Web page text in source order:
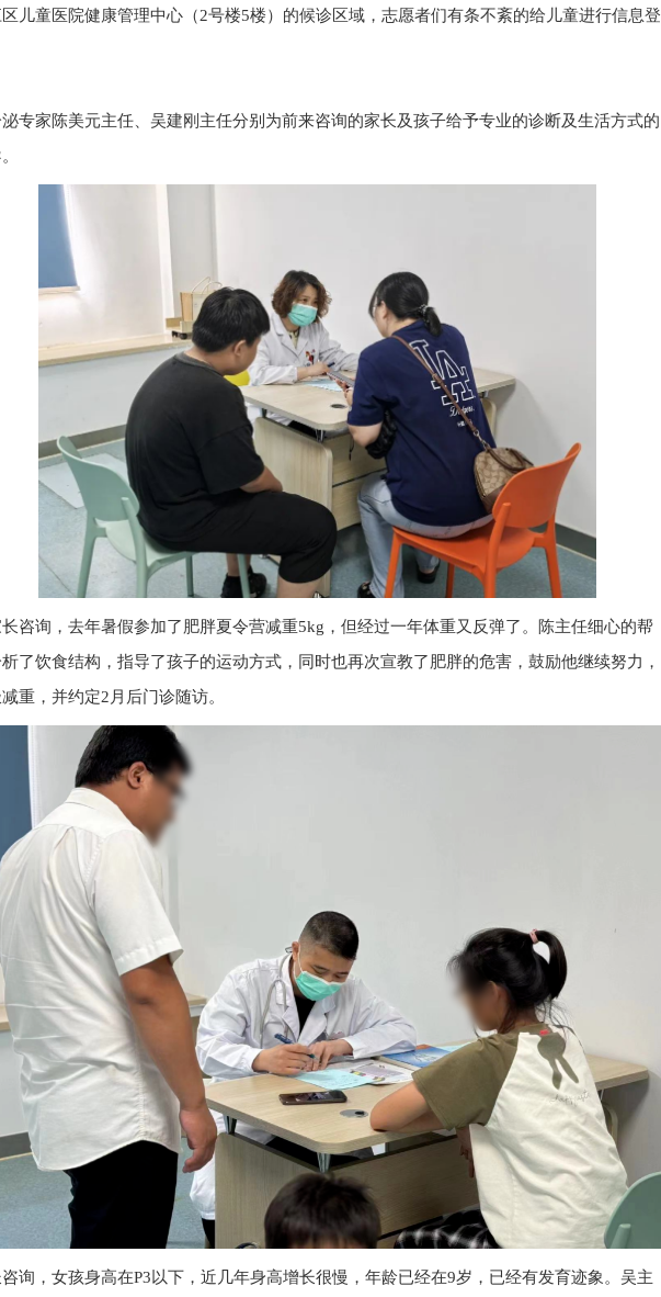
儿童医院健康管理中心（2号楼5楼）的候诊区域，志愿者们有条不紊的给儿童进行信息登
专家陈美元主任、吴建刚主任分别为前来咨询的家长及孩子给予专业的诊断及生活方式的
咨询，去年暑假参加了肥胖夏令营减重5kg，但经过一年体重又反弹了。
陈主任细心的帮
了饮食结构，指导了孩子的运动方式，同时也再次宣教了肥胖的危害，鼓励他继续努力，
重，并约定2月后门诊随访。
询，女孩身高在P3以下，近几年身高增长很慢，年龄已经在9岁，已经有发育迹象。吴主